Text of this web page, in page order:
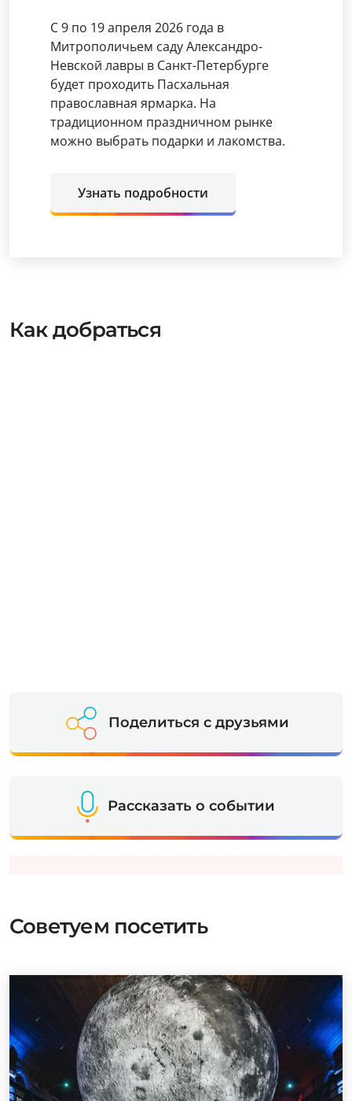
С 9 по 19 апреля 2026 года в
Митрополичьем саду Александро-
Невской лавры в Санкт-Петербурге
будет проходить Пасхальная
православная ярмарка. На
традиционном праздничном рынке
можно выбрать подарки и лакомства.
Узнать подробности
Как добраться
Поделиться с друзьями
Рассказать о событии
Советуем посетить